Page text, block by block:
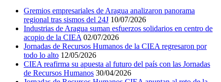
Gremios empresariales de Aragua analizaron panorama
regional tras sismos del 24J 10/07/2026
Industrias de Aragua suman esfuerzos solidarios en centro de
acopio de la CIEA 02/07/2026
Jornadas de Recursos Humanos de la CIEA regresaron por
todo lo alto 12/05/2026
CIEA reafirma su apuesta al futuro del país con las Jornadas
de Recursos Humanos 30/04/2026